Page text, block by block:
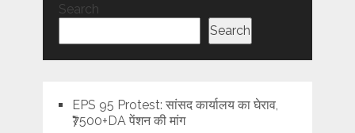
Search
Search
EPS 95 Protest: सांसद कार्यालय का घेराव,
₹7500+DA पेंशन की मांग